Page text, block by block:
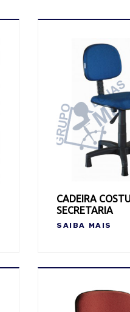
CADEIRA
SECRETARIA
SAIBA MAIS